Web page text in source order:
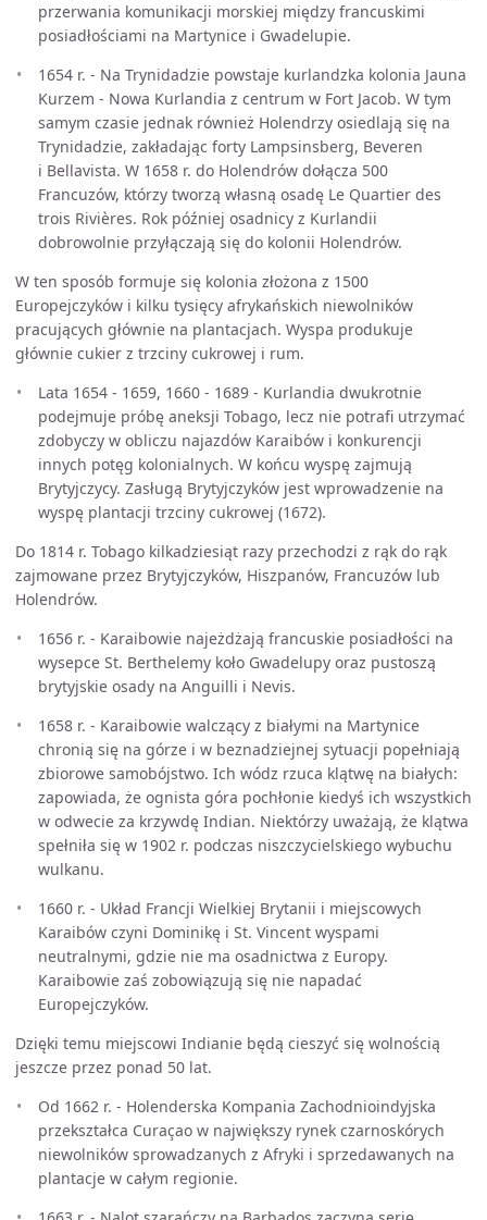
przerwania komunikacji morskiej między francuskimi
posiadłościami na Martynice i Gwadelupie.
1654 r. - Na Trynidadzie powstaje kurlandzka kolonia Jauna
Kurzem - Nowa Kurlandia z centrum w Fort Jacob. W tym
samym czasie jednak również Holendrzy osiedlają się na
Trynidadzie, zakładając forty Lampsinsberg, Beveren
i Bellavista. W 1658 r. do Holendrów dołącza 500
Francuzów, którzy tworzą własną osadę Le Quartier des
trois Rivières. Rok później osadnicy z Kurlandii
dobrowolnie przyłączają się do kolonii Holendrów.
W ten sposób formuje się kolonia złożona z 1500
Europejczyków i kilku tysięcy afrykańskich niewolników
pracujących głównie na plantacjach. Wyspa produkuje
głównie cukier z trzciny cukrowej i rum.
Lata 1654 - 1659, 1660 - 1689 - Kurlandia dwukrotnie
podejmuje próbę aneksji Tobago, lecz nie potrafi utrzymać
zdobyczy w obliczu najazdów Karaibów i konkurencji
innych potęg kolonialnych. W końcu wyspę zajmują
Brytyjczycy. Zasługą Brytyjczyków jest wprowadzenie na
wyspę plantacji trzciny cukrowej (1672).
Do 1814 r. Tobago kilkadziesiąt razy przechodzi z rąk do rąk
zajmowane przez Brytyjczyków, Hiszpanów, Francuzów lub
Holendrów.
1656 r. - Karaibowie najeżdżają francuskie posiadłości na
wysepce St. Berthelemy koło Gwadelupy oraz pustoszą
brytyjskie osady na Anguilli i Nevis.
1658 r. - Karaibowie walczący z białymi na Martynice
chronią się na górze i w beznadziejnej sytuacji popełniają
zbiorowe samobójstwo. Ich wódz rzuca klątwę na białych:
zapowiada, że ognista góra pochłonie kiedyś ich wszystkich
w odwecie za krzywdę Indian. Niektórzy uważają, że klątwa
spełniła się w 1902 r. podczas niszczycielskiego wybuchu
wulkanu.
1660 r. - Układ Francji Wielkiej Brytanii i miejscowych
Karaibów czyni Dominikę i St. Vincent wyspami
neutralnymi, gdzie nie ma osadnictwa z Europy.
Karaibowie zaś zobowiązują się nie napadać
Europejczyków.
Dzięki temu miejscowi Indianie będą cieszyć się wolnością
jeszcze przez ponad 50 lat.
Od 1662 r. - Holenderska Kompania Zachodnioindyjska
przekształca Curaçao w największy rynek czarnoskórych
niewolników sprowadzanych z Afryki i sprzedawanych na
plantacje w całym regionie.